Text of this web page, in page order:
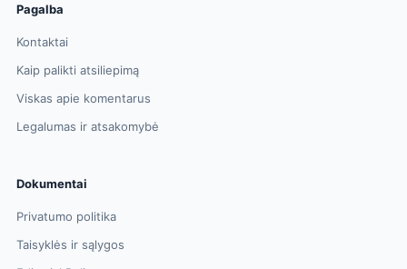
Pagalba
Kontaktai
Kaip palikti atsiliepimą
Viskas apie komentarus
Legalumas ir atsakomybė
Dokumentai
Privatumo politika
Taisyklės ir sąlygos